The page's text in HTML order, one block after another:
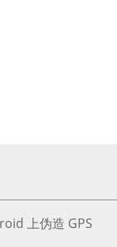
上伪造 GPS